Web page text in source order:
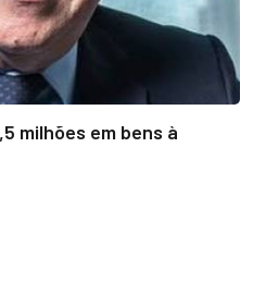
milhões em bens à